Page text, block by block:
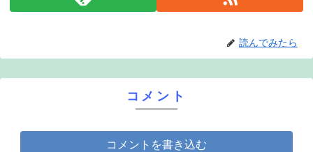
読んでみたら
コメント
コメントを書き込む